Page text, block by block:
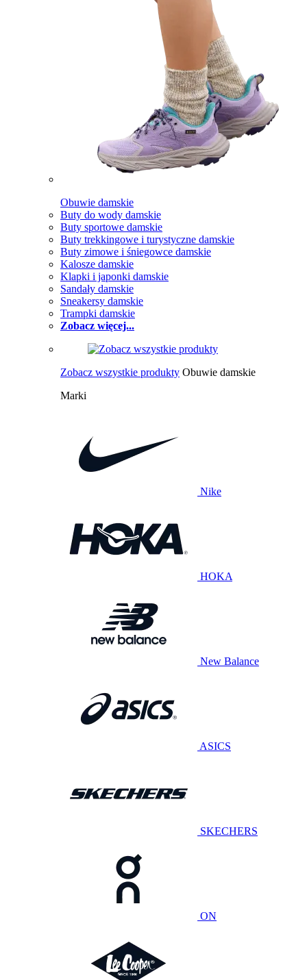
Obuwie damskie
Buty do wody damskie
Buty sportowe damskie
Buty trekkingowe i turystyczne damskie
Buty zimowe i śniegowce damskie
Kalosze damskie
Klapki i japonki damskie
Sandały damskie
Sneakersy damskie
Trampki damskie
Zobacz więcej...
Zobacz wszystkie produkty Obuwie damskie
Marki
Nike
HOKA
New Balance
ASICS
SKECHERS
ON